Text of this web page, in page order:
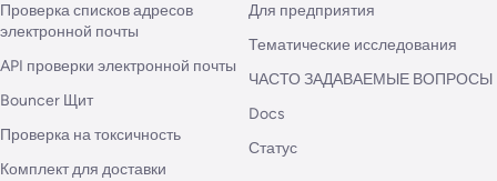
Проверка списков адресов
электронной почты
API проверки электронной почты
Bouncer Щит
Проверка на токсичность
Комплект для доставки
Для предприятия
Тематические исследования
ЧАСТО ЗАДАВАЕМЫЕ ВОПРОСЫ
Docs
Статус